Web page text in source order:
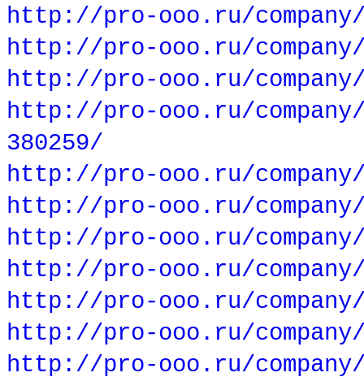
http://pro-ooo.ru/
http://pro-ooo.ru/
http://pro-ooo.ru/
http://pro-ooo.ru/
380259/
http://pro-ooo.ru/
http://pro-ooo.ru/
http://pro-ooo.ru/company/
http://pro-ooo.ru/company/
http://pro-ooo.ru/company/
http://pro-ooo.ru/company/
http://pro-ooo.ru/